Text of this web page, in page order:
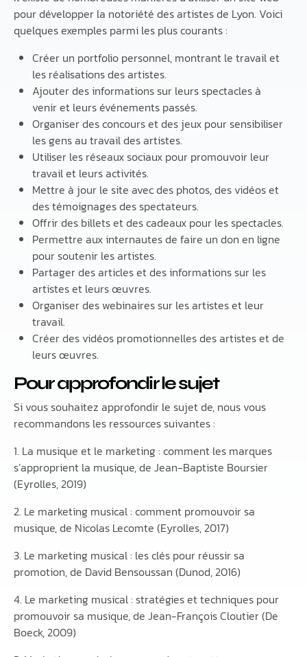
pour développer la notoriété des artistes de Lyon. Voici
quelques exemples parmi les plus courants :
Créer un portfolio personnel, montrant le travail et
les réalisations des artistes.
Ajouter des informations sur leurs spectacles à
venir et leurs événements passés.
Organiser des concours et des jeux pour sensibiliser
les gens au travail des artistes.
Utiliser les réseaux sociaux pour promouvoir leur
travail et leurs activités.
Mettre à jour le site avec des photos, des vidéos et
des témoignages des spectateurs.
Offrir des billets et des cadeaux pour les spectacles.
Permettre aux internautes de faire un don en ligne
pour soutenir les artistes.
Partager des articles et des informations sur les
artistes et leurs œuvres.
Organiser des webinaires sur les artistes et leur
travail.
Créer des vidéos promotionnelles des artistes et de
leurs œuvres.
Pour approfondir le sujet
Si vous souhaitez approfondir le sujet de, nous vous
recommandons les ressources suivantes :
1. La musique et le marketing : comment les marques
s’approprient la musique, de Jean-Baptiste Boursier
(Eyrolles, 2019)
2. Le marketing musical : comment promouvoir sa
musique, de Nicolas Lecomte (Eyrolles, 2017)
3. Le marketing musical : les clés pour réussir sa
promotion, de David Bensoussan (Dunod, 2016)
4. Le marketing musical : stratégies et techniques pour
promouvoir sa musique, de Jean-François Cloutier (De
Boeck, 2009)